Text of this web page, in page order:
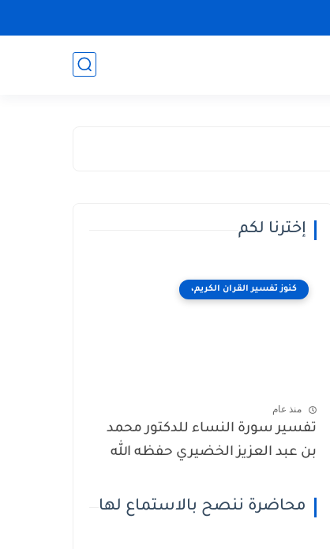
إخترنا لكم
كنوز تفسير القران الكريم،
منذ عام
تفسير سورة النساء للدكتور محمد
بن عبد العزيز الخضيري حفظه الله
محاضرة ننصح بالاستماع لها